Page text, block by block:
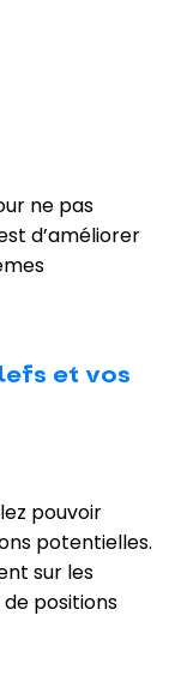
ne pas
d’améliorer
et vos
pouvoir
potentielles.
sur les
positions